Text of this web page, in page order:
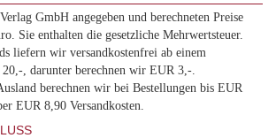
GmbH angegeben und berechneten Preise
Sie enthalten die gesetzliche Mehrwertsteuer.
liefern wir versandkostenfrei ab einem
, darunter berechnen wir EUR 3,-.
berechnen wir bei Bestellungen bis EUR
EUR 8,90 Versandkosten.